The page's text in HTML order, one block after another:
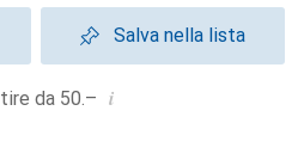
Salva nella lista
da 50.– i